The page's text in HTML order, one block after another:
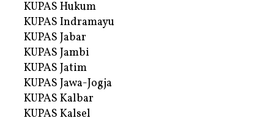
KUPAS Hukum
KUPAS Indramayu
KUPAS Jabar
KUPAS Jambi
KUPAS Jatim
KUPAS Jawa-Jogja
KUPAS Kalbar
KUPAS Kalsel